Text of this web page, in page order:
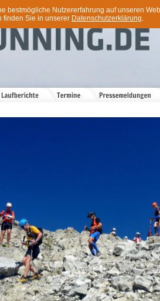
bestmögliche Nutzererfahrung auf unseren
finden Sie in unserer Datenschutzerklärung.